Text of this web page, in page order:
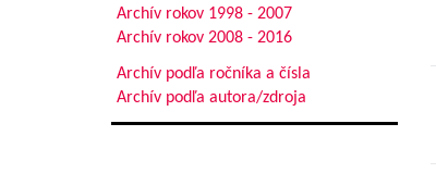
Archív rokov 1998 - 2007
Archív rokov 2008 - 2016
Archív podľa ročníka a čísla
Archív podľa autora/zdroja